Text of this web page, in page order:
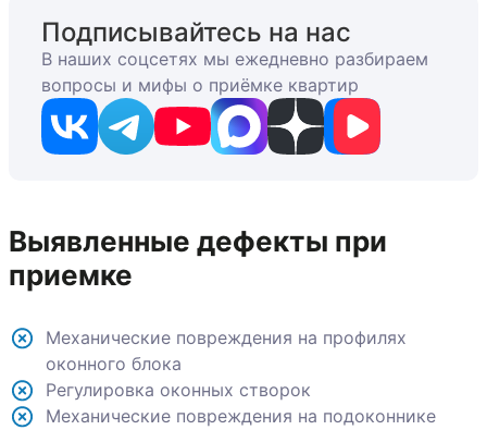
Подписывайтесь на нас
В наших соцсетях мы ежедневно разбираем
вопросы и мифы о приёмке квартир
Выявленные дефекты при
приемке
Механические повреждения на профилях
оконного блока
Регулировка оконных створок
Механические повреждения на подоконнике